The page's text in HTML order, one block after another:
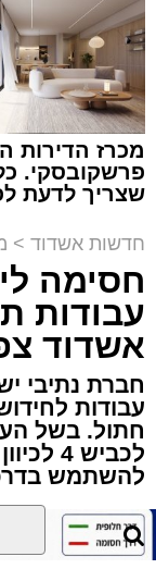
מנהל האתר / 20:31 06.08.26
תגים:הגרי"ב
ארוע שטרם
יתכנסו המוני
'אלול', והם
שרייבר שליט"א
שבשעה נדירה
באשר ראו
שרייבר זצ"ל
מטרתם של
ולהחדיר
הארוע, במסגרת
הכנסת 'חניכי
מכרז הדירות
פרשקובסקי.
שצריך לדעת
באשדוד
חדשות אשדוד >
עבודות
אשדוד
חברת נתיבי
עבודות
חתול. בשל
לכביש
להשתמש